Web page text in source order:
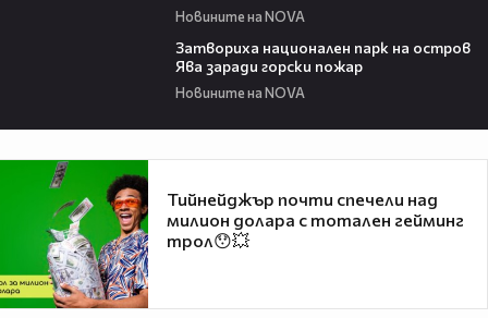
Новините на NOVA
Затвориха национален парк на остров
Ява заради горски пожар
Новините на NOVA
Тийнейджър почти спечели над
милион долара с тотален гейминг
трол😯💥